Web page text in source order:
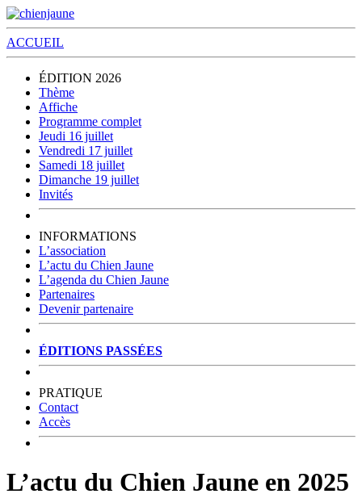
ACCUEIL
ÉDITION 2026
Thème
Affiche
Programme complet
Jeudi 16 juillet
Vendredi 17 juillet
Samedi 18 juillet
Dimanche 19 juillet
Invités
INFORMATIONS
L’association
L’actu du Chien Jaune
L’agenda du Chien Jaune
Partenaires
Devenir partenaire
ÉDITIONS PASSÉES
PRATIQUE
Contact
Accès
L’actu du Chien Jaune en 2025